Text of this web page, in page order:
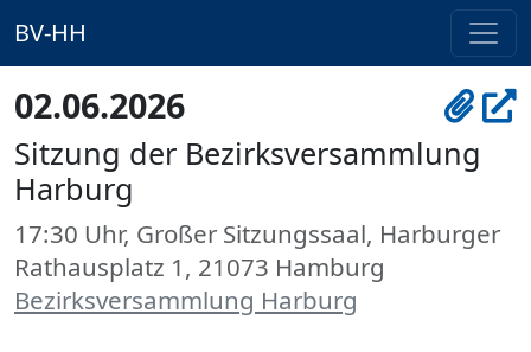
BV-HH
02.06.2026
Sitzung der Bezirksversammlung
Harburg
17:30 Uhr, Großer Sitzungssaal, Harburger
Rathausplatz 1, 21073 Hamburg
Bezirksversammlung Harburg